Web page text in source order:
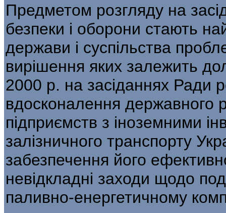
Предметом розгляду на
безпеки і оборони стають
держави і суспільства
вирішення яких залежить
2000 р. на засіданнях Ради
вдосконалення державного
підприємств з іноземними
залізничного транспорту
забезпечення його
невідкладні заходи щодо
паливно-енерге­тичному